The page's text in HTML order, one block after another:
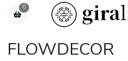
0
FLOWDECOR